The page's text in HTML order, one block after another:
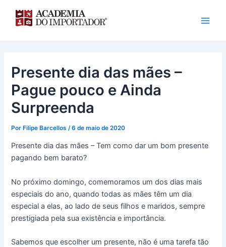
Presente dia das mães –
Pague pouco e Ainda
Surpreenda
PorFilipe Barcellos/6 de maio de 2020
Presente dia das mães – Tem como dar um bom presente
pagando bem barato?
No próximo domingo, comemoramos um dos dias mais
especiais do ano, quando todas as mães têm um dia
especial a elas, ao lado de seus filhos e maridos, sempre
prestigiada pela sua existência e importância.
Sabemos que escolher um presente, não é uma tarefa tão